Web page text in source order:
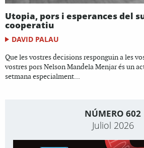
Utopia, pors i esperances del
cooperatiu
DAVID PALAU
Que les vostres decisions responguin a les
vostres pors Nelson Mandela Menjar és un
setmana especialment...
NÚMERO 602
Juliol 2026